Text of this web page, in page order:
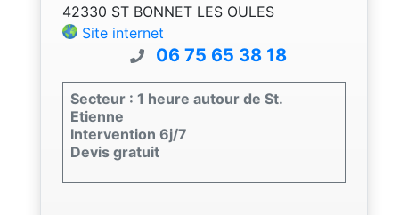
42330 ST BONNET LES OULES
Site internet
06 75 65 38 18
Secteur : 1 heure autour de St.
Etienne
Intervention 6j/7
Devis gratuit